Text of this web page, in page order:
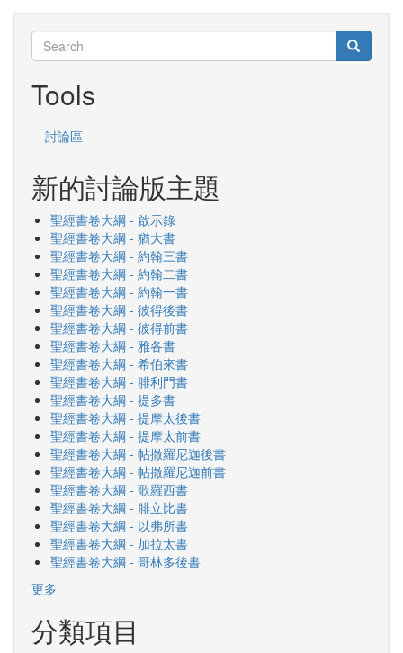
Search
Search Search
Tools
討論區
新的討論版主題
聖經書卷大綱 - 啟示錄
聖經書卷大綱 - 猶大書
聖經書卷大綱 - 約翰三書
聖經書卷大綱 - 約翰二書
聖經書卷大綱 - 約翰一書
聖經書卷大綱 - 彼得後書
聖經書卷大綱 - 彼得前書
聖經書卷大綱 - 雅各書
聖經書卷大綱 - 希伯來書
聖經書卷大綱 - 腓利門書
聖經書卷大綱 - 提多書
聖經書卷大綱 - 提摩太後書
聖經書卷大綱 - 提摩太前書
聖經書卷大綱 - 帖撒羅尼迦後書
聖經書卷大綱 - 帖撒羅尼迦前書
聖經書卷大綱 - 歌羅西書
聖經書卷大綱 - 腓立比書
聖經書卷大綱 - 以弗所書
聖經書卷大綱 - 加拉太書
聖經書卷大綱 - 哥林多後書
更多
分類項目